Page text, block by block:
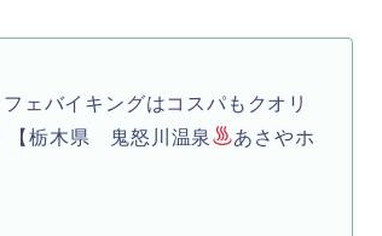
ェバイキングはコスパもクオリ
【栃木県 鬼怒川温泉
あさやホ